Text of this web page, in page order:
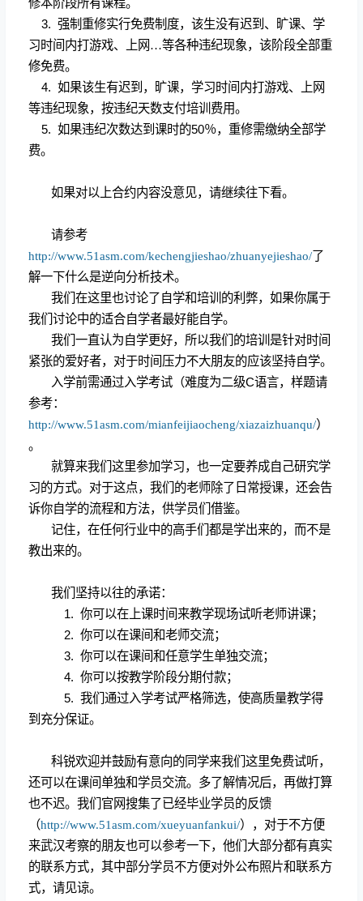
修本阶段所有课程。
3. 强制重修实行免费制度，该生没有迟到、旷课、学
习时间内打游戏、上网…等各种违纪现象，该阶段全部重
修免费。
4. 如果该生有迟到，旷课，学习时间内打游戏、上网
等违纪现象，按违纪天数支付培训费用。
5. 如果违纪次数达到课时的50％，重修需缴纳全部学
费。
如果对以上合约内容没意见，请继续往下看。
请参考
http://www.51asm.com/kechengjieshao/zhuanyejieshao/了
解一下什么是逆向分析技术。
我们在这里也讨论了自学和培训的利弊，如果你属于
我们讨论中的适合自学者最好能自学。
我们一直认为自学更好，所以我们的培训是针对时间
紧张的爱好者，对于时间压力不大朋友的应该坚持自学。
入学前需通过入学考试（难度为二级C语言，样题请
参考：
http://www.51asm.com/mianfeijiaocheng/xiazaizhuanqu/）
。
就算来我们这里参加学习，也一定要养成自己研究学
习的方式。对于这点，我们的老师除了日常授课，还会告
诉你自学的流程和方法，供学员们借鉴。
记住，在任何行业中的高手们都是学出来的，而不是
教出来的。
我们坚持以往的承诺：
1. 你可以在上课时间来教学现场试听老师讲课；
2. 你可以在课间和老师交流；
3. 你可以在课间和任意学生单独交流；
4. 你可以按教学阶段分期付款；
5. 我们通过入学考试严格筛选，使高质量教学得
到充分保证。
科锐欢迎并鼓励有意向的同学来我们这里免费试听，
还可以在课间单独和学员交流。多了解情况后，再做打算
也不迟。我们官网搜集了已经毕业学员的反馈
（http://www.51asm.com/xueyuanfankui/），对于不方便
来武汉考察的朋友也可以参考一下，他们大部分都有真实
的联系方式，其中部分学员不方便对外公布照片和联系方
式，请见谅。